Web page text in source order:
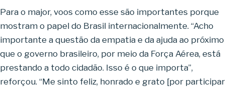
Para o major, voos como esse são importantes porque
mostram o papel do Brasil internacionalmente. “Acho
importante a questão da empatia e da ajuda ao próximo
que o governo brasileiro, por meio da Força Aérea, está
prestando a todo cidadão. Isso é o que importa”,
reforçou. “Me sinto feliz, honrado e grato [por participar